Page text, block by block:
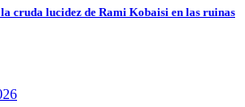
cruda lucidez de Rami Kobaisi en las ruinas